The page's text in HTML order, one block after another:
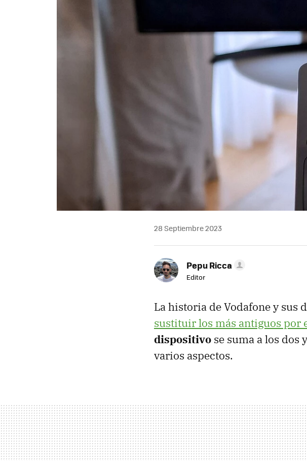
28 Septiembre 2023
Pepu Ricca
Editor
La historia de Vodafone y sus
sustituir los más antiguos por
dispositivo se suma a los dos
varios aspectos.